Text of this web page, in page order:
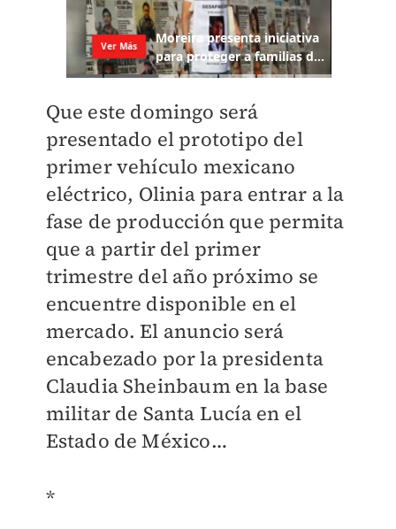
Que este domingo será
presentado el prototipo del
primer vehículo mexicano
eléctrico, Olinia para entrar a la
fase de producción que permita
que a partir del primer
trimestre del año próximo se
encuentre disponible en el
mercado. El anuncio será
encabezado por la presidenta
Claudia Sheinbaum en la base
militar de Santa Lucía en el
Estado de México…
*